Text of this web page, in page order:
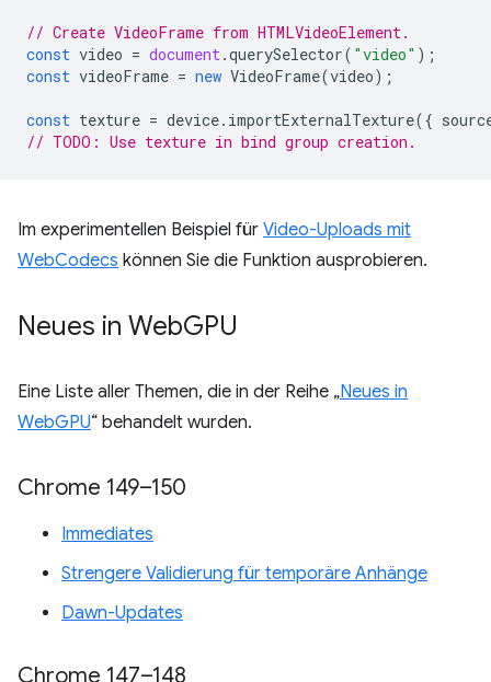
// Create VideoFrame from HTMLVideoElement.
const video = document.querySelector( "video" );
const videoFrame = new VideoFrame(video);
const texture = device. importExternalTexture({
// TODO: Use texture in bind group creation.
Im experimentellen Beispiel für Video-Uploads mit
WebCodecs können Sie die Funktion ausprobieren.
Neues in WebGPU
Eine Liste aller Themen, die in der Reihe „Neues in
WebGPU“ behandelt wurden.
Chrome 149–150
Immediates
Strengere Validierung für temporäre Anhänge
Dawn-Updates
Chrome 147–148